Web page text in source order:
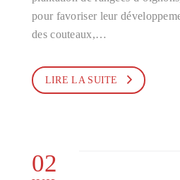
pour favoriser leur
des couteaux,…
LIRE LA SUITE
02